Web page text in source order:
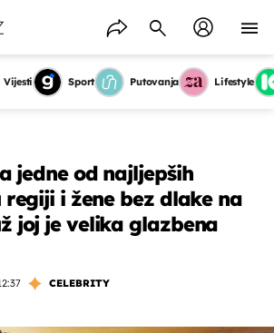
Vijesti Sport Putovanja Lifestyle
jedne od najljepših
i žene bez dlake na
joj je velika glazbena
CELEBRITY